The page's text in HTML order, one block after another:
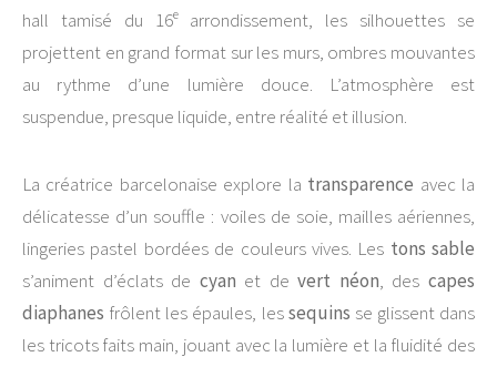
hall tamisé du 16ᵉ arrondissement, les silhouettes se
projettent en grand format sur les murs, ombres mouvantes
au rythme d’une lumière douce. L’atmosphère est
suspendue, presque liquide, entre réalité et illusion.
La créatrice barcelonaise explore la transparence avec la
délicatesse d’un souffle : voiles de soie, mailles aériennes,
lingeries pastel bordées de couleurs vives. Les tons sable
s’animent d’éclats de cyan et devert néon, descapes
diaphanes frôlent les épaules, lessequins se glissent dans
les tricots faits main, jouant avec la lumière et la fluidité des